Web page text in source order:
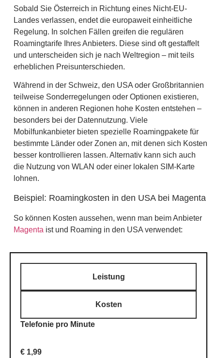
Sobald Sie Österreich in Richtung eines Nicht-EU-
Landes verlassen, endet die europaweit einheitliche
Regelung. In solchen Fällen greifen die regulären
Roamingtarife Ihres Anbieters. Diese sind oft gestaffelt
und unterscheiden sich je nach Weltregion – mit teils
erheblichen Preisunterschieden.
Während in der Schweiz, den USA oder Großbritannien
teilweise Sonderregelungen oder Optionen existieren,
können in anderen Regionen hohe Kosten entstehen –
besonders bei der Datennutzung. Viele
Mobilfunkanbieter bieten spezielle Roamingpakete für
bestimmte Länder oder Zonen an, mit denen sich Kosten
besser kontrollieren lassen. Alternativ kann sich auch
die Nutzung von WLAN oder einer lokalen SIM-Karte
lohnen.
Beispiel: Roamingkosten in den USA bei Magenta
So können Kosten aussehen, wenn man beim Anbieter
Magenta ist und Roaming in den USA verwendet:
Leistung
Kosten
Telefonie pro Minute
€ 1,99